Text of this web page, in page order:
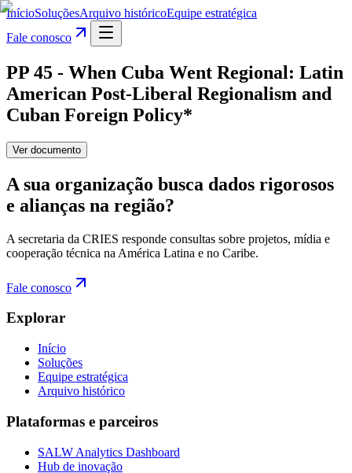
InícioSoluçõesArquivo históricoEquipe estratégica
Fale conosco
PP 45 - When Cuba Went Regional: Latin
American Post-Liberal Regionalism and
Cuban Foreign Policy*
Ver documento
A sua organização busca dados rigorosos
e alianças na região?
A secretaria da CRIES responde consultas sobre projetos, mídia e
cooperação técnica na América Latina e no Caribe.
Fale conosco
Explorar
Início
Soluções
Equipe estratégica
Arquivo histórico
Plataformas e parceiros
SALW Analytics Dashboard
Hub de inovação